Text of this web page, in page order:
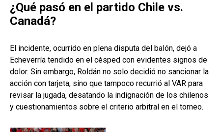
¿Qué pasó en el partido Chile vs.
Canadá?
El incidente, ocurrido en plena disputa del balón, dejó a
Echeverría tendido en el césped con evidentes signos de
dolor. Sin embargo, Roldán no solo decidió no sancionar la
acción con tarjeta, sino que tampoco recurrió al VAR para
revisar la jugada, desatando la indignación de los chilenos
y cuestionamientos sobre el criterio arbitral en el torneo.